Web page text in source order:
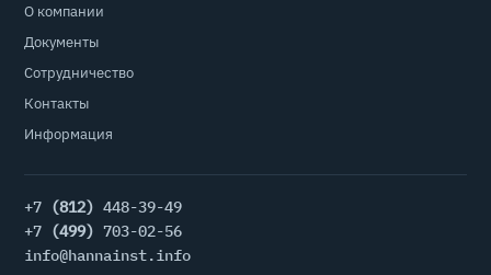
О компании
Документы
Сотрудничество
Контакты
Информация
+7 (812) 448-39-49
+7 (499) 703-02-56
info@hannainst.info